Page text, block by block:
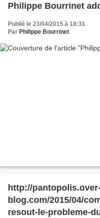
Philippe Bourrinet
Publié le 23/04/2015 à 18:31
Par Philippe Bourrinet
http://
blog.com/2015/04/
resout-le-probleme-